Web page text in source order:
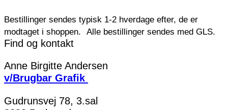
Bestillinger sendes typisk 1-2 hverdage efter, de er
modtaget i shoppen. Alle bestillinger sendes med GLS.
Find og kontakt
Anne Birgitte Andersen
v/Brugbar Grafik
Gudrunsvej 78, 3.sal